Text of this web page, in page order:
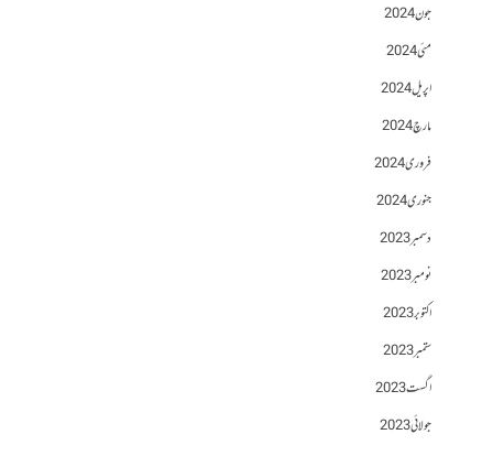
جون 2024
مئی 2024
اپریل 2024
مارچ 2024
فروری 2024
جنوری 2024
دسمبر 2023
نومبر 2023
اکتوبر 2023
ستمبر 2023
اگست 2023
جولائی 2023